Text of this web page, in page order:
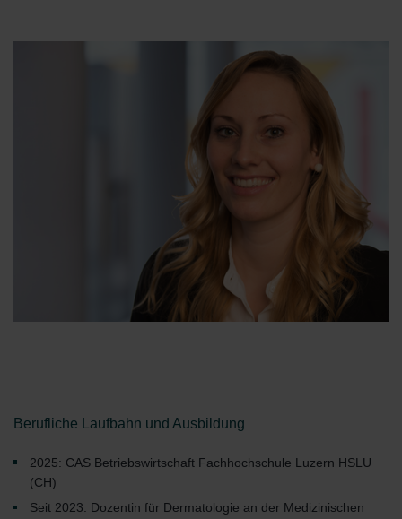
Berufliche Laufbahn und Ausbildung
2025: CAS Betriebswirtschaft Fachhochschule Luzern HSLU
(CH)
Seit 2023: Dozentin für Dermatologie an der Medizinischen